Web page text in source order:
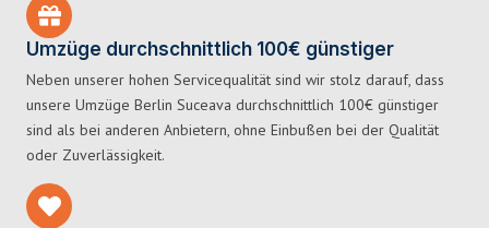
Umzüge durchschnittlich 100€ günstiger
Neben unserer hohen Servicequalität sind wir stolz darauf, dass
unsere Umzüge Berlin Suceava durchschnittlich 100€ günstiger
sind als bei anderen Anbietern, ohne Einbußen bei der Qualität
oder Zuverlässigkeit.